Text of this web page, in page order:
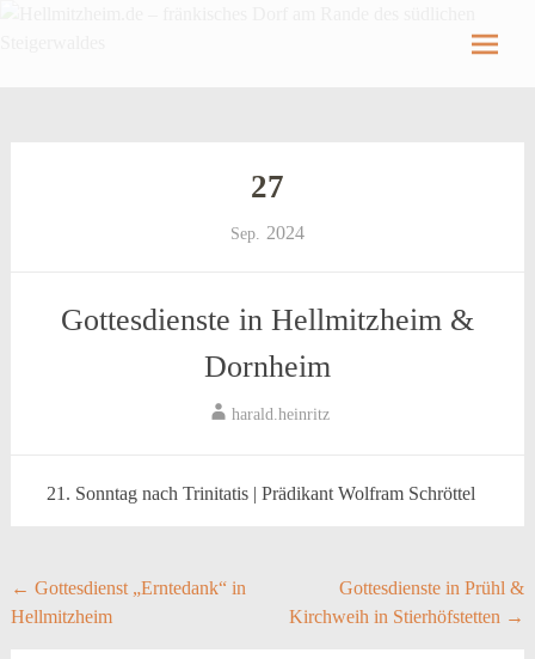
Hellmitzheim.de – fränkisches Dorf am Rande
27
Sep. 2024
Gottesdienste in Hellmitzheim &
Dornheim
harald.heinritz
21. Sonntag nach Trinitatis | Prädikant Wolfram Schröttel
Post
navigation
← Gottesdienst „Erntedank“ in
Hellmitzheim
Gottesdienste in Prühl &
Kirchweih in Stierhöfstetten →